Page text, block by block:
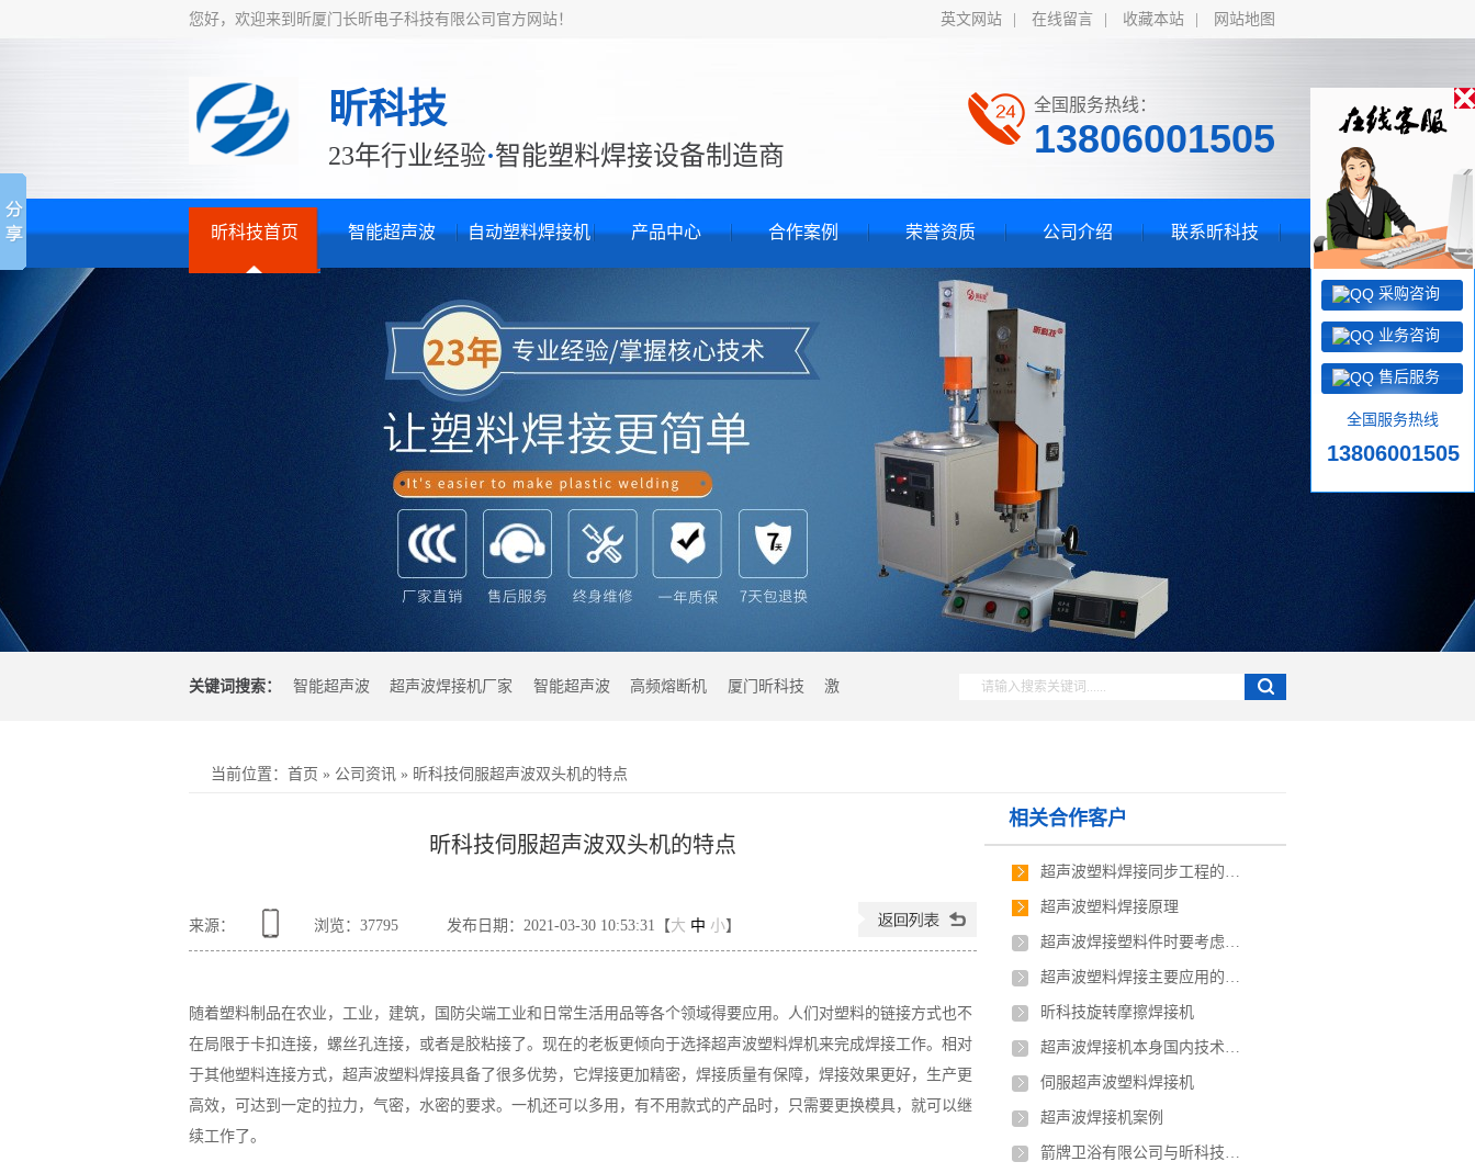
英文网站 在线留言 收藏本站 网站地图
您好，欢迎来到昕厦门长昕电子科技有限公司官方网站！
昕科技
23年行业经验·智能塑料焊接设备制造商
全国服务热线：
13806001505
昕科技首页 智能超声波 自动塑料焊接机 产品中心 合作案例 荣誉资质 公司介绍 联系昕科技
关键词搜索： 智能超声波 超声波焊接机厂家 智能超声波 高频熔断机 厦门昕科技 激
当前位置 ： 首页 » 公司资讯 » 昕科技伺服超声波双头机的特点
昕科技伺服超声波双头机的特点
来源： 浏览： 37795 发布日期：2021-03-30 10:53:31【大 中 小】
随着塑料制品在农业，工业，建筑，国防尖端工业和日常生活用品等各个领域得要应用。人们对塑料的链接方式也不
在局限于卡扣连接，螺丝孔连接，或者是胶粘接了。现在的老板更倾向于选择超声波塑料焊机来完成焊接工作。相对
于其他塑料连接方式，超声波塑料焊接具备了很多优势，它焊接更加精密，焊接质量有保障，焊接效果更好，生产更
高效，可达到一定的拉力，气密，水密的要求。一机还可以多用，有不用款式的产品时，只需要更换模具，就可以继
续工作了。
相关合作客户
超声波塑料焊接同步工程的概念
超声波塑料焊接原理
超声波焊接塑料件时要考虑的问题
超声波塑料焊接主要应用的行业
昕科技旋转摩擦焊接机
超声波焊接机本身国内技术与国外技术都存在差距
伺服超声波塑料焊接机
超声波焊接机案例
箭牌卫浴有限公司与昕科技定制伺服超声波焊接机案例
采购咨询
业务咨询
售后服务
全国服务热线
13806001505